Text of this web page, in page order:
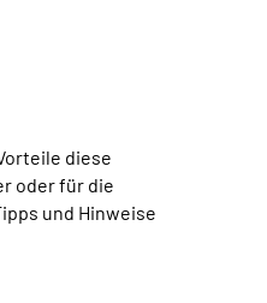
diese
oder für die
und Hinweise